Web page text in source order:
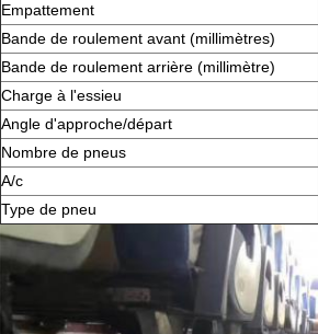
Empattement
Bande de roulement avant (millimètres)
Bande de roulement arrière (millimètre)
Charge à l'essieu
Angle d'approche/départ
Nombre de pneus
A/c
Type de pneu